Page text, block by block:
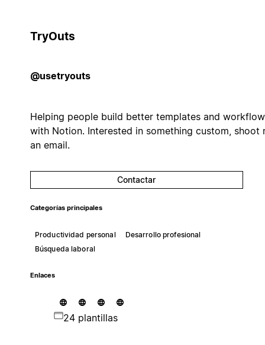
TryOuts
@usetryouts
Helping people build better templates and
with Notion. Interested in something custom, shoot
an email.
Contactar
Categorías principales
Productividad personal
Desarrollo profesional
Búsqueda laboral
Enlaces
24 plantillas